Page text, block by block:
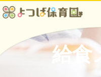
給食